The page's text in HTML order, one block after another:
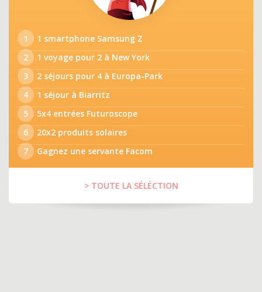
1
1 smartphone Samsung Z
2
1 voyage pour 2 à New York
3
2 séjours pour 4 à Europa-Park
4
1 séjour à Biarritz
5
5x4 entrées Futuroscope
6
20x2 produits solaires
7
Gagnez une servante Facom
> TOUTE LA SÉLÉCTION